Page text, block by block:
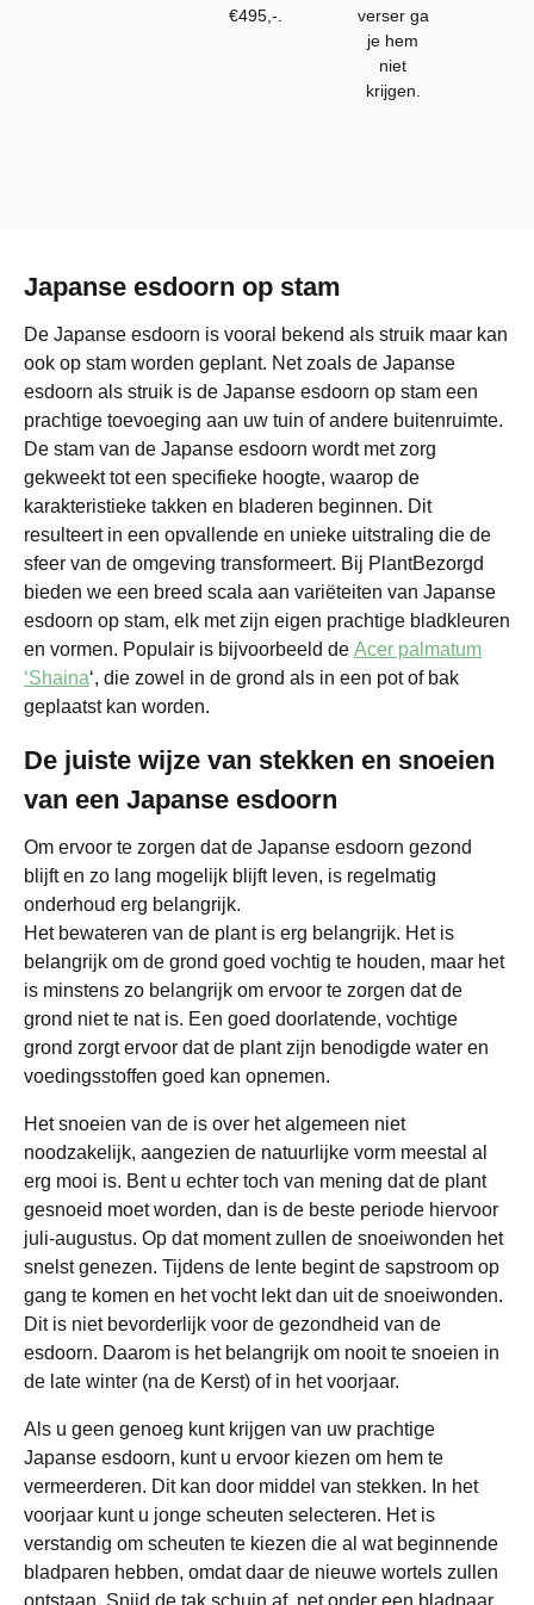
€495,-.
verser ga
je hem
niet
krijgen.
Japanse esdoorn op stam
De Japanse esdoorn is vooral bekend als struik maar kan
ook op stam worden geplant. Net zoals de Japanse
esdoorn als struik is de Japanse esdoorn op stam een
prachtige toevoeging aan uw tuin of andere buitenruimte.
De stam van de Japanse esdoorn wordt met zorg
gekweekt tot een specifieke hoogte, waarop de
karakteristieke takken en bladeren beginnen. Dit
resulteert in een opvallende en unieke uitstraling die de
sfeer van de omgeving transformeert. Bij PlantBezorgd
bieden we een breed scala aan variëteiten van Japanse
esdoorn op stam, elk met zijn eigen prachtige bladkleuren
en vormen. Populair is bijvoorbeeld de Acer palmatum
‘Shaina‘, die zowel in de grond als in een pot of bak
geplaatst kan worden.
De juiste wijze van stekken en snoeien
van een Japanse esdoorn
Om ervoor te zorgen dat de Japanse esdoorn gezond
blijft en zo lang mogelijk blijft leven, is regelmatig
onderhoud erg belangrijk.
Het bewateren van de plant is erg belangrijk. Het is
belangrijk om de grond goed vochtig te houden, maar het
is minstens zo belangrijk om ervoor te zorgen dat de
grond niet te nat is. Een goed doorlatende, vochtige
grond zorgt ervoor dat de plant zijn benodigde water en
voedingsstoffen goed kan opnemen.
Het snoeien van de is over het algemeen niet
noodzakelijk, aangezien de natuurlijke vorm meestal al
erg mooi is. Bent u echter toch van mening dat de plant
gesnoeid moet worden, dan is de beste periode hiervoor
juli-augustus. Op dat moment zullen de snoeiwonden het
snelst genezen. Tijdens de lente begint de sapstroom op
gang te komen en het vocht lekt dan uit de snoeiwonden.
Dit is niet bevorderlijk voor de gezondheid van de
esdoorn. Daarom is het belangrijk om nooit te snoeien in
de late winter (na de Kerst) of in het voorjaar.
Als u geen genoeg kunt krijgen van uw prachtige
Japanse esdoorn, kunt u ervoor kiezen om hem te
vermeerderen. Dit kan door middel van stekken. In het
voorjaar kunt u jonge scheuten selecteren. Het is
verstandig om scheuten te kiezen die al wat beginnende
bladparen hebben, omdat daar de nieuwe wortels zullen